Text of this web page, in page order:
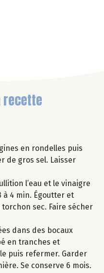
recette
en rondelles puis
de gros sel. Laisser
l’eau et le vinaigre
à 4 min. Égoutter et
sec. Faire sécher
dans des bocaux
en tranches et
puis refermer. Garder
Se conserve 6 mois.